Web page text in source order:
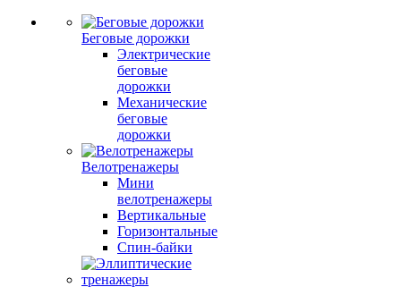
Беговые дорожки
Электрические
беговые
дорожки
Механические
беговые
дорожки
Велотренажеры
Мини
велотренажеры
Вертикальные
Горизонтальные
Спин-байки